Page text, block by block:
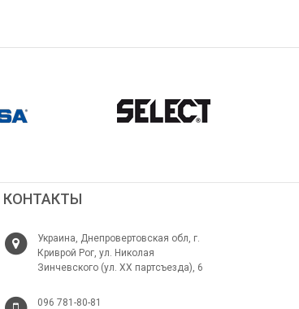
КОНТАКТЫ
Украина, Днепровертовская обл, г.
Криврой Рог, ул. Николая
Зинчевского (ул. ХХ партсъезда), 6
096 781-80-81